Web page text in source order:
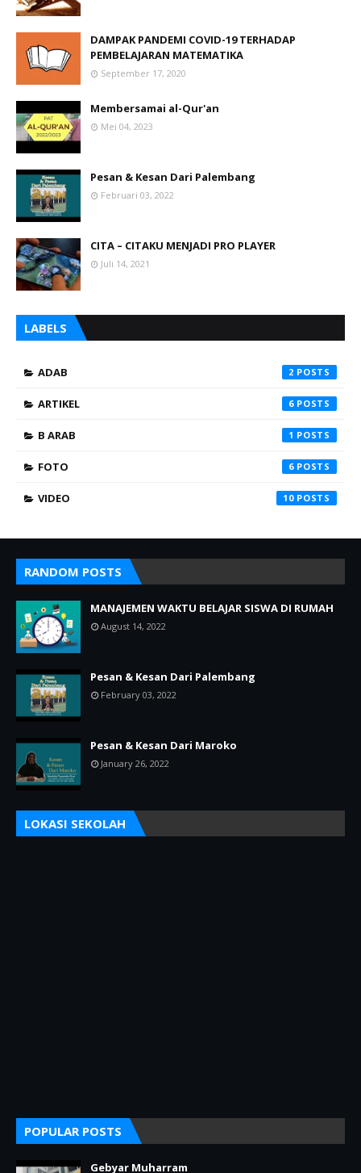
DAMPAK PANDEMI COVID-19 TERHADAP
PEMBELAJARAN MATEMATIKA
September 17, 2020
Membersamai al-Qur'an
Mei 04, 2023
Pesan & Kesan Dari Palembang
Februari 03, 2022
CITA – CITAKU MENJADI PRO PLAYER
Juli 14, 2021
LABELS
ADAB 2
ARTIKEL 6
B ARAB 1
FOTO 6
VIDEO 10
RANDOM POSTS
MANAJEMEN WAKTU BELAJAR SISWA DI RUMAH
August 14, 2022
Pesan & Kesan Dari Palembang
February 03, 2022
Pesan & Kesan Dari Maroko
January 26, 2022
LOKASI SEKOLAH
POPULAR POSTS
Gebyar Muharram